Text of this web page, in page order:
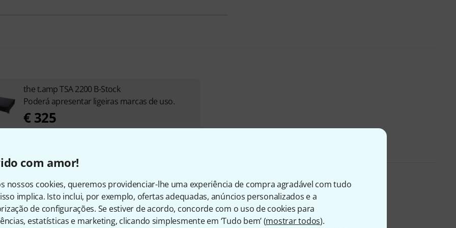
com amor!
nossos cookies, queremos providenciar-lhe uma experiência de compra agradável com tudo
implica. Isto inclui, por exemplo, ofertas adequadas, anúncios personalizados e a
de configurações. Se estiver de acordo, concorde com o uso de cookies para
estatísticas e marketing, clicando simplesmente em ‘Tudo bem’ (mostrar todos).
the t.amp TSA 2200 B-Stock
Poderá apresentar ligeiras marcas de uso.
€ 325
e artigos correspondentes